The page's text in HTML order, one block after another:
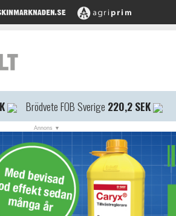
Brödvete FOB Sverige 220,2 SEK